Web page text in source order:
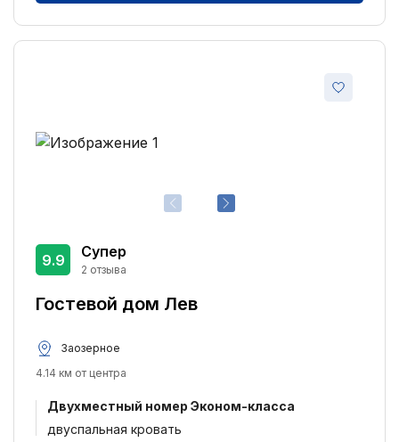
Гостевой дом Лев
Супер
2 отзыва
9.9
Заозерное
4.14 км от центра
Двухместный номер Эконом-класса
двуспальная кровать